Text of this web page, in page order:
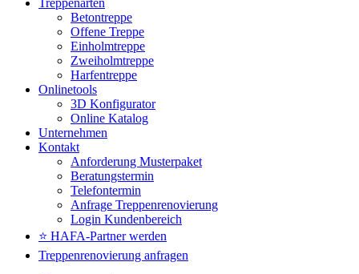
Betontreppe
Offene Treppe
Einholmtreppe
Zweiholmtreppe
Harfentreppe
Onlinetools
3D Konfigurator
Online Katalog
Unternehmen
Kontakt
Anforderung Musterpaket
Beratungstermin
Telefontermin
Anfrage Treppenrenovierung
Login Kundenbereich
⭐ HAFA-Partner werden
Treppenrenovierung anfragen